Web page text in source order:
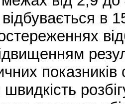
в
швидкість